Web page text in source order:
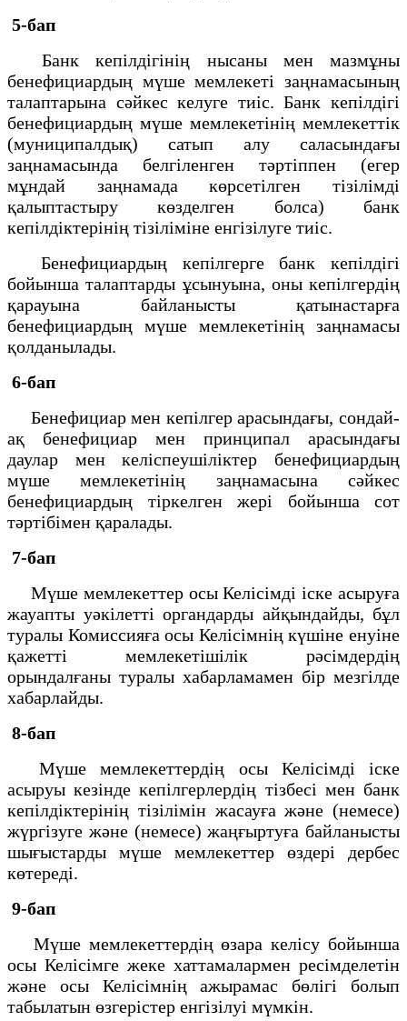
5-бап
Банк кепілдігінің нысаны мен мазмұны
бенефициардың мүше мемлекеті заңнамасының
талаптарына сәйкес келуге тиіс. Банк кепілдігі
бенефициардың мүше мемлекетінің мемлекеттік
(муниципалдық) сатып алу саласындағы
заңнамасында белгіленген тәртіппен (егер
мұндай заңнамада көрсетілген тізілімді
қалыптастыру көзделген болса) банк
кепілдіктерінің тізіліміне енгізілуге тиіс.
Бенефициардың кепілгерге банк кепілдігі
бойынша талаптарды ұсынуына, оны кепілгердің
қарауына байланысты қатынастарға
бенефициардың мүше мемлекетінің заңнамасы
қолданылады.
6-бап
Бенефициар мен кепілгер арасындағы, сондай-
ақ бенефициар мен принципал арасындағы
даулар мен келіспеушіліктер бенефициардың
мүше мемлекетінің заңнамасына сәйкес
бенефициардың тіркелген жері бойынша сот
тәртібімен қаралады.
7-бап
Мүше мемлекеттер осы Келісімді іске асыруға
жауапты уәкілетті органдарды айқындайды, бұл
туралы Комиссияға осы Келісімнің күшіне енуіне
қажетті мемлекетішілік рәсімдердің
орындалғаны туралы хабарламамен бір мезгілде
хабарлайды.
8-бап
Мүше мемлекеттердің осы Келісімді іске
асыруы кезінде кепілгерлердің тізбесі мен банк
кепілдіктерінің тізілімін жасауға және (немесе)
жүргізуге және (немесе) жаңғыртуға байланысты
шығыстарды мүше мемлекеттер өздері дербес
көтереді.
9-бап
Мүше мемлекеттердің өзара келісу бойынша
осы Келісімге жеке хаттамалармен ресімделетін
және осы Келісімнің ажырамас бөлігі болып
табылатын өзгерістер енгізілуі мүмкін.